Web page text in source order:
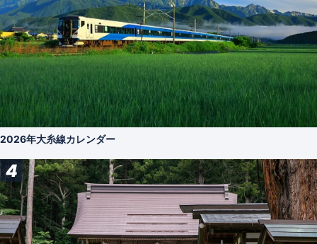
2026年大糸線カレンダー
4